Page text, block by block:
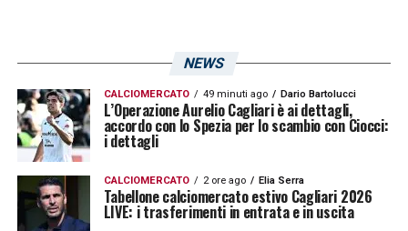
NEWS
CALCIOMERCATO 49 minuti ago Dario Bartolucci
L’Operazione Aurelio Cagliari è ai dettagli,
accordo con lo Spezia per lo scambio con Ciocci:
i dettagli
CALCIOMERCATO 2 ore ago Elia Serra
Tabellone calciomercato estivo Cagliari 2026
LIVE: i trasferimenti in entrata e in uscita